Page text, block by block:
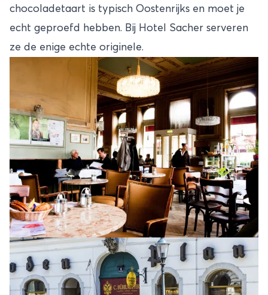
chocoladetaart is typisch Oostenrijks en moet je
echt geproefd hebben. Bij Hotel Sacher serveren
ze de enige echte originele.